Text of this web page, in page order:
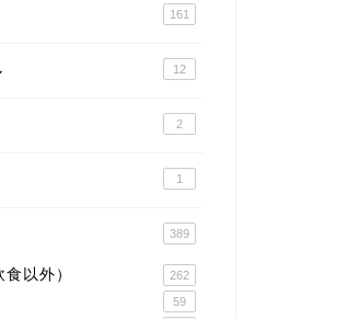
161
12
2
1
389
以外） 262
59